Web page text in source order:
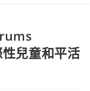
兒童和平活